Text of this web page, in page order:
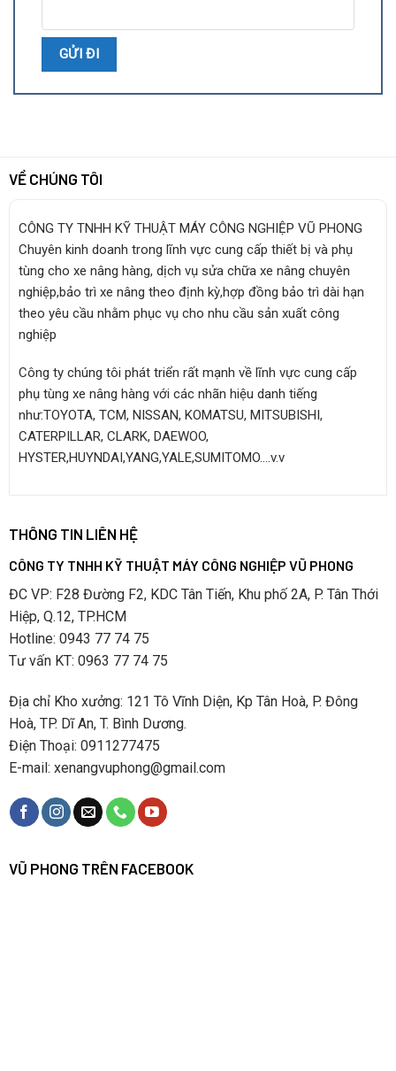
VỀ CHÚNG TÔI
CÔNG TY TNHH KỸ THUẬT MÁY CÔNG NGHIỆP VŨ PHONG
Chuyên kinh doanh trong lĩnh vực cung cấp thiết bị và phụ
tùng cho xe nâng hàng, dịch vụ sửa chữa xe nâng chuyên
nghiệp,bảo trì xe nâng theo định kỳ,hợp đồng bảo trì dài hạn
theo yêu cầu nhằm phục vụ cho nhu cầu sản xuất công
nghiệp
Công ty chúng tôi phát triển rất mạnh về lĩnh vực cung cấp
phụ tùng xe nâng hàng với các nhãn hiệu danh tiếng
như:TOYOTA, TCM, NISSAN, KOMATSU, MITSUBISHI,
CATERPILLAR, CLARK, DAEWOO,
HYSTER,HUYNDAI,YANG,YALE,SUMITOMO….v.v
THÔNG TIN LIÊN HỆ
CÔNG TY TNHH KỸ THUẬT MÁY CÔNG NGHIỆP VŨ PHONG
ĐC VP: F28 Đường F2, KDC Tân Tiến, Khu phố 2A, P. Tân Thới
Hiệp, Q.12, TP.HCM
Hotline: 0943 77 74 75
Tư vấn KT: 0963 77 74 75
Địa chỉ Kho xưởng: 121 Tô Vĩnh Diện, Kp Tân Hoà, P. Đông
Hoà, TP. Dĩ An, T. Bình Dương.
Điện Thoại: 0911277475
E-mail: xenangvuphong@gmail.com
VŨ PHONG TRÊN FACEBOOK